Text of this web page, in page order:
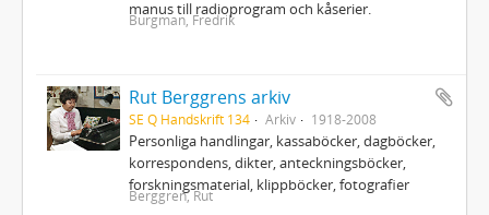
manus till radioprogram och kåserier.
Burgman, Fredrik
Rut Berggrens arkiv
SE Q Handskrift 134 Arkiv 1918-2008
Personliga handlingar, kassaböcker, dagböcker,
korrespondens, dikter, anteckningsböcker,
forskningsmaterial, klippböcker, fotografier
Berggren, Rut